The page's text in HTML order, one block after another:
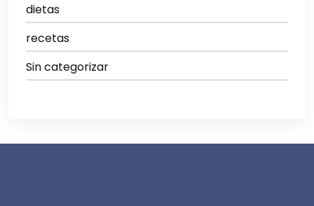
dietas
recetas
Sin categorizar